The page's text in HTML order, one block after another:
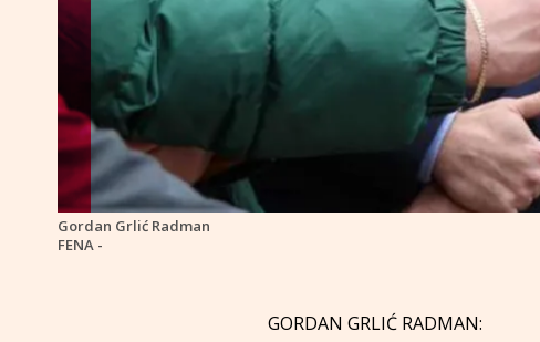
Gordan Grlić Radman
FENA -
GORDAN GRLIĆ RADMAN: